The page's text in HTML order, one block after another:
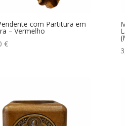
com Partitura em
– Vermelho
€